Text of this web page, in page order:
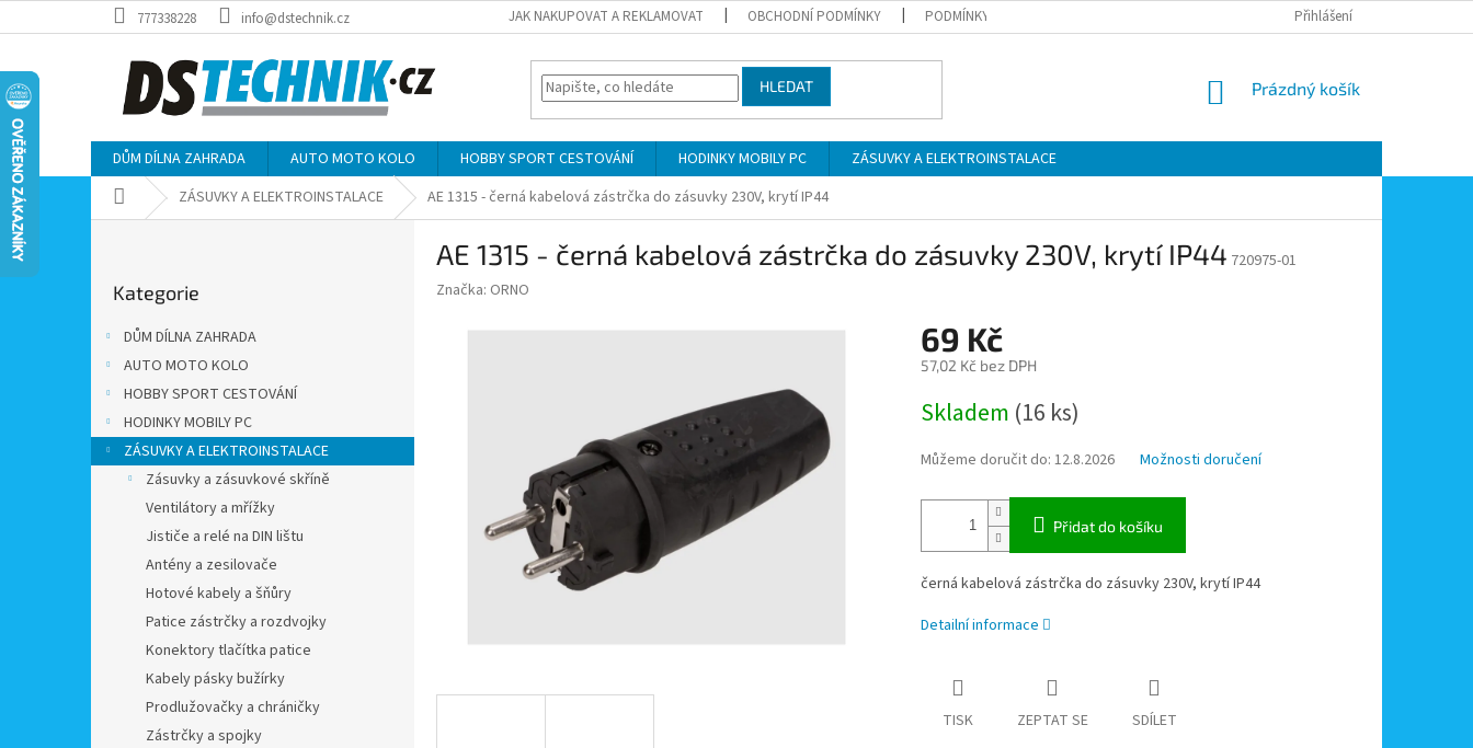
na
777338228 info@dstechnik.cz JAK NAKUPOVAT A REKLAMOVAT OBCHODNÍ PODMÍNKY PODMÍNKY OCHRANY OSOBNÍCH ÚDAJŮ MOJE OBJEDNÁVKA
Přihlášení
HLEDAT
NÁKUPNÍ
Prázdný košík
DŮM DÍLNA ZAHRADA AUTO MOTO KOLO HOBBY SPORT CESTOVÁNÍ HODINKY MOBILY PC
ZÁSUVKY A ELEKTROINSTALACE
Domů ZÁSUVKY A ELEKTROINSTALACE AE 1315 - černá kabelová zástrčka do zásuvky 230V, krytí IP44
a
kategorie
Kategorie
DŮM DÍLNA ZAHRADA
AUTO MOTO KOLO
HOBBY SPORT CESTOVÁNÍ
HODINKY MOBILY PC
ZÁSUVKY A ELEKTROINSTALACE
Zásuvky a zásuvkové skříně
Ventilátory a mřížky
Jističe a relé na DIN lištu
Antény a zesilovače
Hotové kabely a šňůry
Patice zástrčky a rozdvojky
Konektory tlačítka patice
Kabely pásky bužírky
Prodlužovačky a chráničky
Zástrčky a spojky
AE 1315 - černá kabelová zástrčka do zásuvky 230V, krytí IP44 720975-01
Značka: ORNO
69 Kč
57,02 Kč bez DPH
cena:
Skladem (16 ks)
Můžeme doručit do: 12.8.2026 Možnosti doručení
Přidat do košíku
černá kabelová zástrčka do zásuvky 230V, krytí IP44
Detailní informace
TISK ZEPTAT SE SDÍLET